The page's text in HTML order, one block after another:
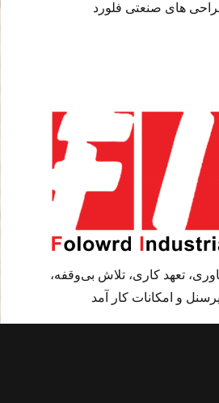
های صنعتی فلورد
تعهد کاری، تلاش بی‌وقفه،